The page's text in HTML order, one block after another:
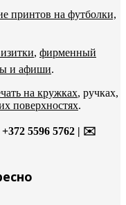
принтов на футболки,
, фирменный
и афиши.
на кружках, ручках,
поверхностях.
+372 5596 5762 | ✉️